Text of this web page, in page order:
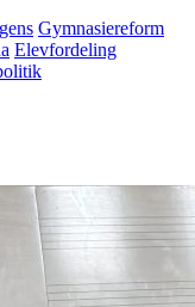
Gymnasiereform
Elevfordeling